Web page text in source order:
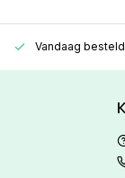
Vandaag besteld